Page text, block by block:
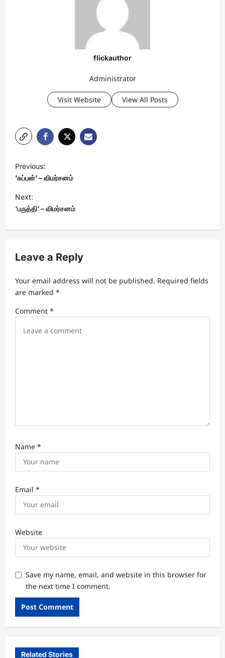
flickauthor
Administrator
Visit Website View All Posts
o
s
t
v
g
t
Previous:
’சுப்பன்’ – விமர்சனம்
Next:
‘பருத்தி’ – விமர்சனம்
Leave a Reply
Your email address will not be published. Required fields
are marked *
Comment *
Name *
Email *
Website
Save my name, email, and website in this browser for
the next time I comment.
Related Stories